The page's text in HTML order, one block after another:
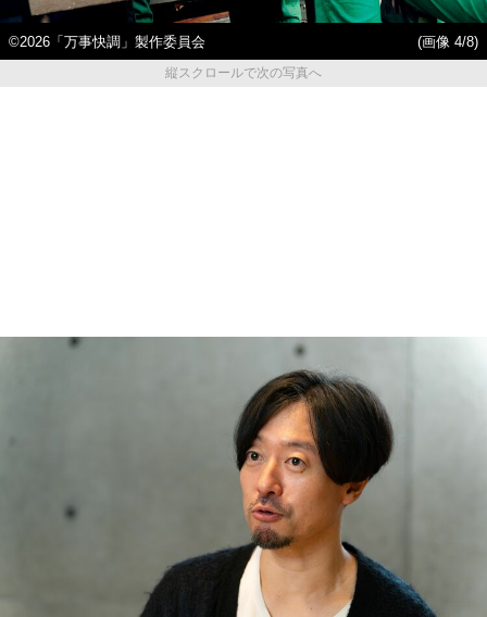
©2026「万事快調」製作委員会
(画像 4/8)
縦スクロールで次の写真へ